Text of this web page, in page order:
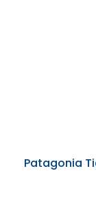
Patagonia